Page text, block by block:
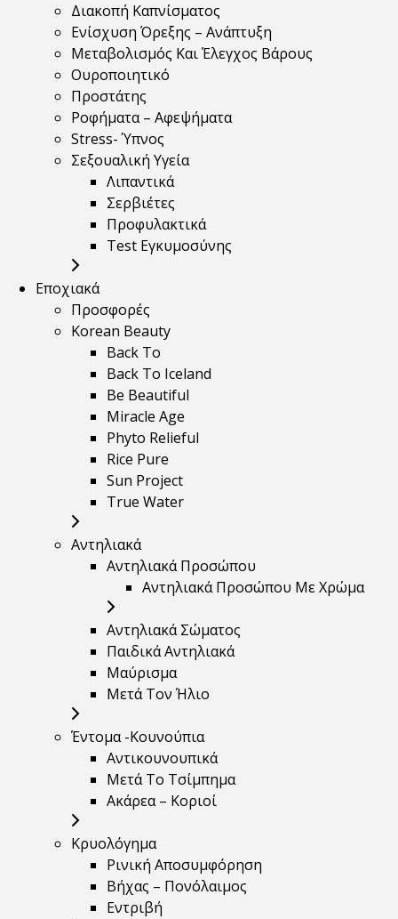
Διακοπή Καπνίσματος
Ενίσχυση Όρεξης – Ανάπτυξη
Μεταβολισμός Και Έλεγχος Βάρους
Ουροποιητικό
Προστάτης
Ροφήματα – Αφεψήματα
Stress- Ύπνος
Σεξουαλική Υγεία
Λιπαντικά
Σερβιέτες
Προφυλακτικά
Test Εγκυμοσύνης
Εποχιακά
Προσφορές
Korean Beauty
Back To
Back To Iceland
Be Beautiful
Miracle Age
Phyto Relieful
Rice Pure
Sun Project
True Water
Αντηλιακά
Αντηλιακά Προσώπου
Αντηλιακά Προσώπου Με Χρώμα
Αντηλιακά Σώματος
Παιδικά Αντηλιακά
Μαύρισμα
Mετά Τον Ήλιο
Έντομα -Κουνούπια
Αντικουνουπικά
Μετά Το Τσίμπημα
Ακάρεα – Κοριοί
Κρυολόγημα
Ρινική Αποσυμφόρηση
Βήχας – Πονόλαιμος
Εντριβή